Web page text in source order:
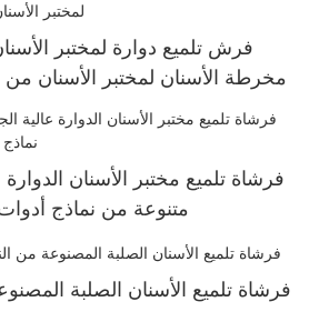
فرش تلميع دوارة لمختبر
مخرطة الأسنان لمختبر الأسنان
فرشاة تلميع مختبر الأسنان
متنوعة من نماذج
فرشاة تلميع الأسنان الصلبة